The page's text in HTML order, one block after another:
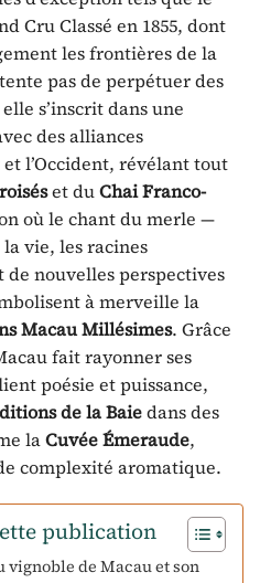
Cru Classé en 1855, dont
les frontières de la
pas de perpétuer des
s’inscrit dans une
des alliances
l’Occident, révélant tout
et duChai Franco-
où le chant du merle —
vie, les racines
de nouvelles perspectives
à merveille la
Macau Millésimes. Grâce
fait rayonner ses
poésie et puissance,
de la Baiedans des
laCuvée Émeraude,
complexité aromatique.
publication
de Macau et son